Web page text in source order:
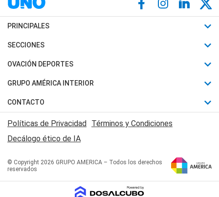
PRINCIPALES
Últimas Noticias
Política
Judiciales
Economia
SECCIONES
Horóscopo
Motores
Trucos caseros
Series y Películas
Edictos y Solicitadas
OVACIÓN DEPORTES
Fútbol
Mundial
Automovilismo
Rugby
Básquet
GRUPO AMÉRICA INTERIOR
Canal 7 en Vivo
San Juan 8
CONTACTO
Acerca de Nosotros
Contactanos
Políticas de Privacidad Términos y Condiciones
Decálogo ético de IA
© Copyright 2026 GRUPO AMERICA – Todos los derechos
reservados